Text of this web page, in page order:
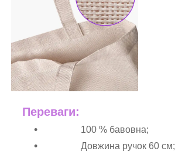
Переваги:
100 % бавовна;
Довжина ручок 60 см;